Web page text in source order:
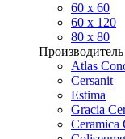
60 х 60
60 x 120
80 x 80
Производитель
Atlas
Cersanit
Estima
Gracia
Ceramica